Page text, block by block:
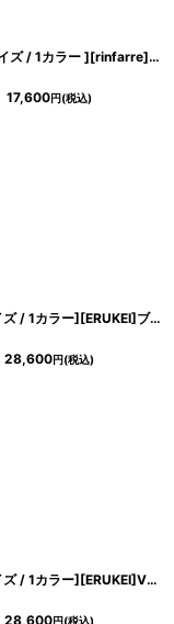
[ フリーサイズ / 1カラー ][rinfarre]ノースリーブ・Vネック・花柄・カシュクール・ラップワンピース・マキシ・ロングドレス・ワンピース[薗田杏奈着用][送料無料]
17,600円(税込)
[ XS-Lサイズ / 1カラー][ERUKEI]ブラック×ホワイト・スカーフ風・切替・ヘムデザイン・ハイネック・ノースリーブ・Aライン・ミディアムドレス・ワンピース[黒木麗奈着用][送料無料]
28,600円(税込)
[ XS-Lサイズ / 1カラー][ERUKEI]Vネック・ノースリーブ・フラワー柄・ウエスト切替・フレア・Aライン・ミディアムドレス・ワンピース[薗田杏奈着用][送料無料]
28,600円(税込)